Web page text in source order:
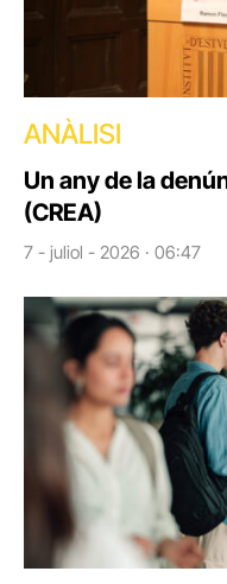
ANÀLISI
Un any de la
(CREA)
7 - juliol - 2026 · 06:47